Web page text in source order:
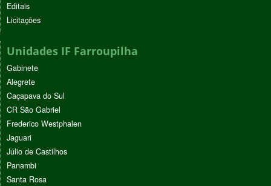
Editais
Licitações
Unidades IF Farroupilha
Gabinete
Alegrete
Caçapava do Sul
CR São Gabriel
Frederico Westphalen
Jaguari
Júlio de Castilhos
Panambi
Santa Rosa